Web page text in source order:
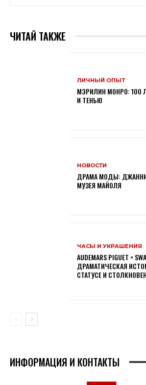
ЧИТАЙ ТАКЖЕ
ЛИЧНЫЙ ОПЫТ
МЭРИЛИН МОНРО: 100
И ТЕНЬЮ
НОВОСТИ
ДРАМА МОДЫ: ДЖАННИ
МУЗЕЯ МАЙОЛЯ
ЧАСЫ И УКРАШЕНИЯ
AUDEMARS PIGUET ×
ДРАМАТИЧЕСКАЯ
СТАТУСЕ И
ИНФОРМАЦИЯ И КОНТАКТЫ